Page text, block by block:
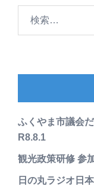
ふくやま市議会
R8.8.1
観光政策研修 参
日の丸ラジオ日